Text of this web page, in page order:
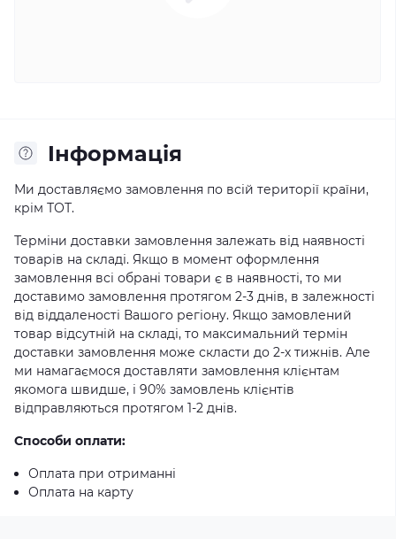
Iнформація
Ми доставляємо замовлення по всій території країни,
крім ТОТ.
Терміни доставки замовлення залежать від наявності
товарів на складі. Якщо в момент оформлення
замовлення всі обрані товари є в наявності, то ми
доставимо замовлення протягом 2-3 днів, в залежності
від віддаленості Вашого регіону. Якщо замовлений
товар відсутній на складі, то максимальний термін
доставки замовлення може скласти до 2-х тижнів. Але
ми намагаємося доставляти замовлення клієнтам
якомога швидше, і 90% замовлень клієнтів
відправляються протягом 1-2 днів.
Способи оплати:
Оплата при отриманні
Оплата на карту